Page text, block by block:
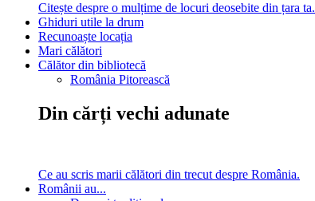
Citește despre o mulțime de locuri deosebite din țara ta.
Ghiduri utile la drum
Recunoaște locația
Mari călători
Călător din bibliotecă
România Pitorească
Din cărți vechi adunate
Ce au scris marii călători din trecut despre România.
Românii au...